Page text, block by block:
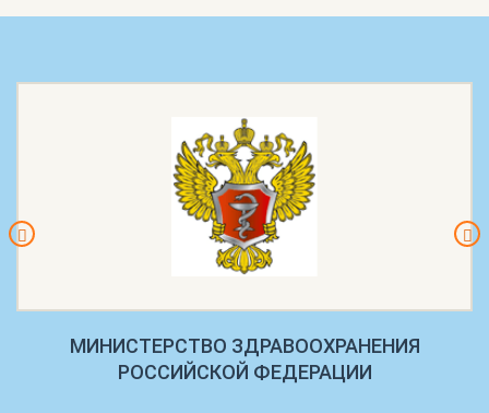
МИНИСТЕРСТВО ЗДРАВООХРАНЕНИЯ
РОССИЙСКОЙ ФЕДЕРАЦИИ